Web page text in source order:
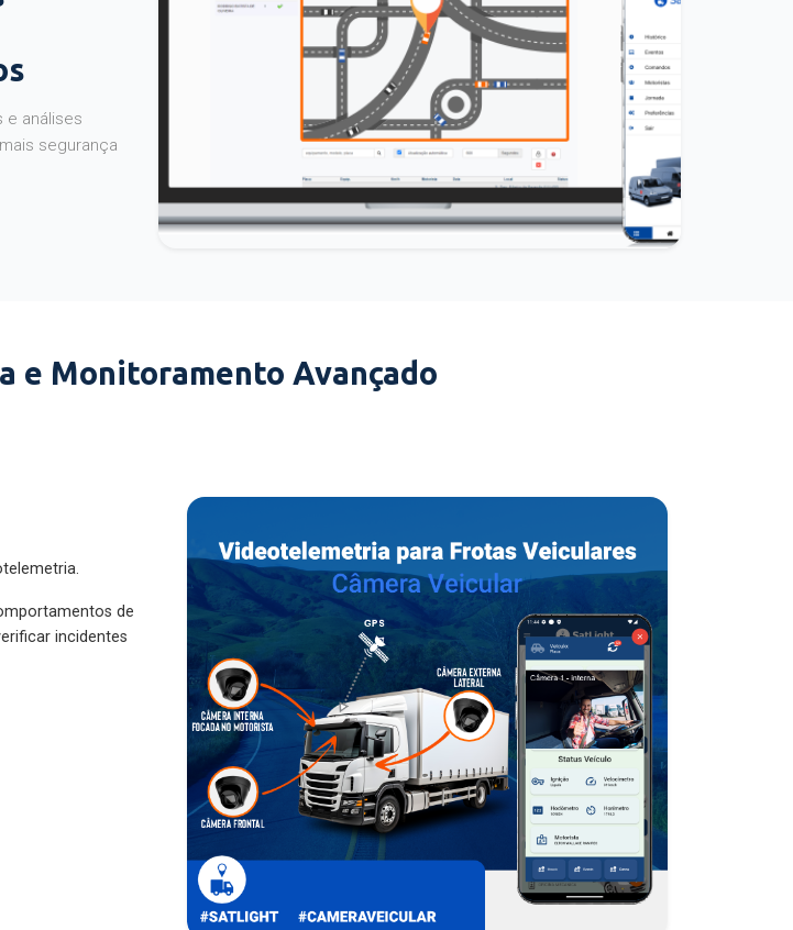
análises
segurança
e Monitoramento Avançado
de
incidentes